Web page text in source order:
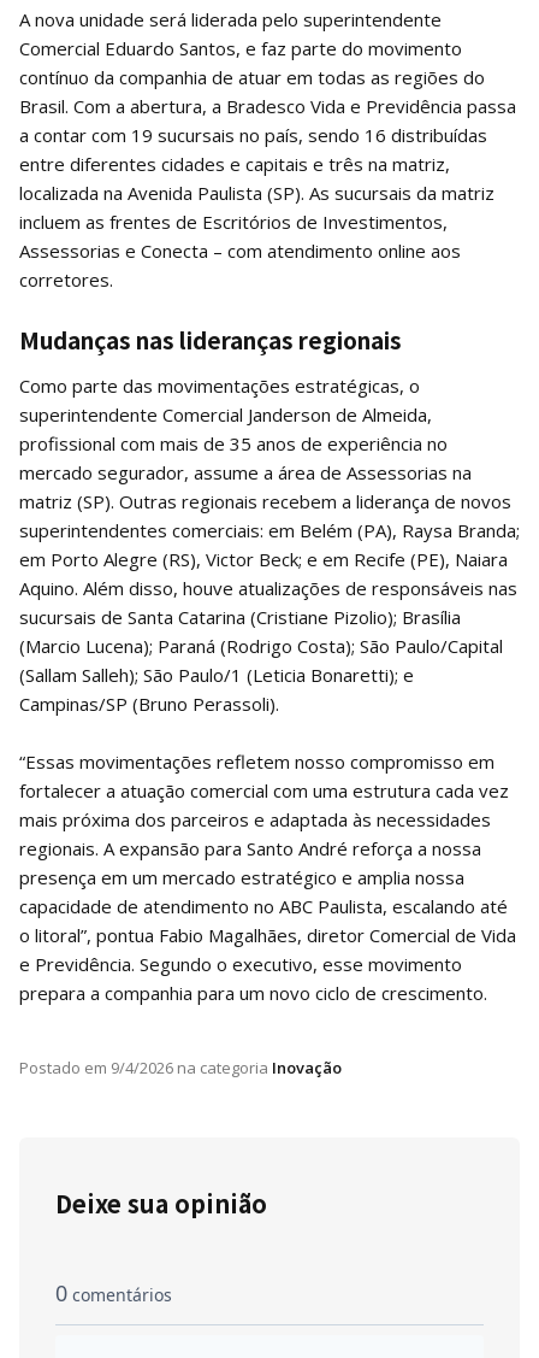
A nova unidade será liderada pelo superintendente
Comercial Eduardo Santos, e faz parte do movimento
contínuo da companhia de atuar em todas as regiões do
Brasil. Com a abertura, a Bradesco Vida e Previdência passa
a contar com 19 sucursais no país, sendo 16 distribuídas
entre diferentes cidades e capitais e três na matriz,
localizada na Avenida Paulista (SP). As sucursais da matriz
incluem as frentes de Escritórios de Investimentos,
Assessorias e Conecta – com atendimento online aos
corretores.
Mudanças nas lideranças regionais
Como parte das movimentações estratégicas, o
superintendente Comercial Janderson de Almeida,
profissional com mais de 35 anos de experiência no
mercado segurador, assume a área de Assessorias na
matriz (SP). Outras regionais recebem a liderança de novos
superintendentes comerciais: em Belém (PA), Raysa Branda;
em Porto Alegre (RS), Victor Beck; e em Recife (PE), Naiara
Aquino. Além disso, houve atualizações de responsáveis nas
sucursais de Santa Catarina (Cristiane Pizolio); Brasília
(Marcio Lucena); Paraná (Rodrigo Costa); São Paulo/Capital
(Sallam Salleh); São Paulo/1 (Leticia Bonaretti); e
Campinas/SP (Bruno Perassoli).
“Essas movimentações refletem nosso compromisso em
fortalecer a atuação comercial com uma estrutura cada vez
mais próxima dos parceiros e adaptada às necessidades
regionais. A expansão para Santo André reforça a nossa
presença em um mercado estratégico e amplia nossa
capacidade de atendimento no ABC Paulista, escalando até
o litoral”, pontua Fabio Magalhães, diretor Comercial de Vida
e Previdência. Segundo o executivo, esse movimento
prepara a companhia para um novo ciclo de crescimento.
Postado em 9/4/2026 na categoria Inovação
Deixe sua opinião